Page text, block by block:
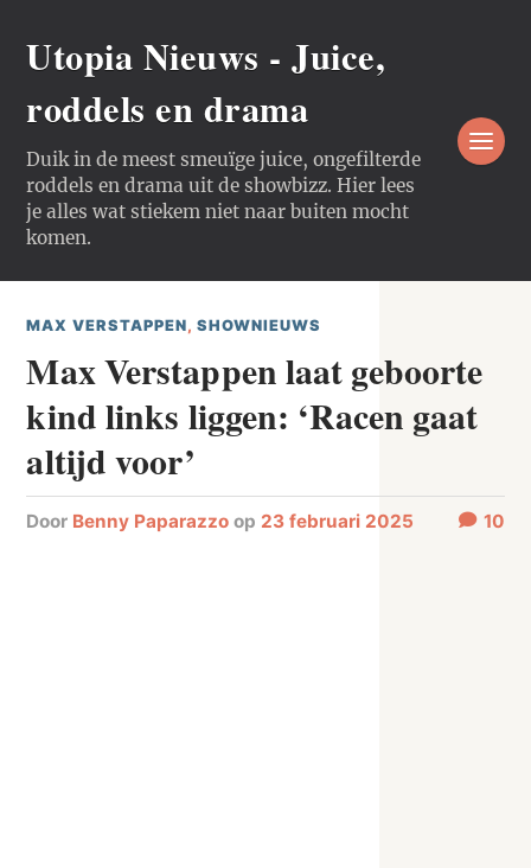
Utopia Nieuws - Juice,
roddels en drama
Duik in de meest smeuïge juice, ongefilterde
roddels en drama uit de showbizz. Hier lees
je alles wat stiekem niet naar buiten mocht
komen.
MAX VERSTAPPEN,SHOWNIEUWS
Max Verstappen laat geboorte
kind links liggen: ‘Racen gaat
altijd voor’
door Benny Paparazzo op 23 februari 2025 10